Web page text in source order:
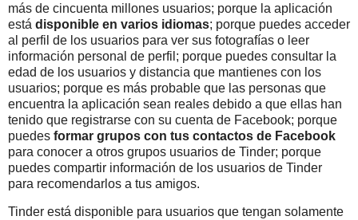
más de cincuenta millones usuarios; porque la aplicación
está disponible en varios idiomas; porque puedes acceder
al perfil de los usuarios para ver sus fotografías o leer
información personal de perfil; porque puedes consultar la
edad de los usuarios y distancia que mantienes con los
usuarios; porque es más probable que las personas que
encuentra la aplicación sean reales debido a que ellas han
tenido que registrarse con su cuenta de Facebook; porque
puedes formar grupos con tus contactos de Facebook
para conocer a otros grupos usuarios de Tinder; porque
puedes compartir información de los usuarios de Tinder
para recomendarlos a tus amigos.
Tinder está disponible para usuarios que tengan solamente